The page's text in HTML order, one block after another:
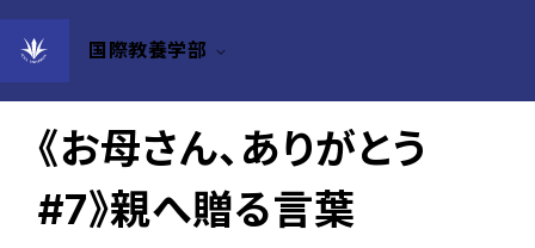
国際教養学部
2024年05月20日
《お母さん、ありがとう
#7》親へ贈る言葉